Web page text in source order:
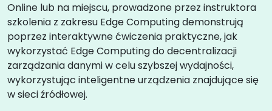
Online lub na miejscu, prowadzone przez instruktora
szkolenia z zakresu Edge Computing demonstrują
poprzez interaktywne ćwiczenia praktyczne, jak
wykorzystać Edge Computing do decentralizacji
zarządzania danymi w celu szybszej wydajności,
wykorzystując inteligentne urządzenia znajdujące się
w sieci źródłowej.